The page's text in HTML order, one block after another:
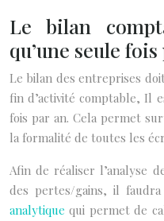
Le bilan
qu’une seule fois
Le bilan des entreprises
fin d’activité comptable, Il
fois par an. Cela permet
la formalité de toutes les
Afin de réaliser l’analyse
des pertes/gains, il
analytique qui permet de